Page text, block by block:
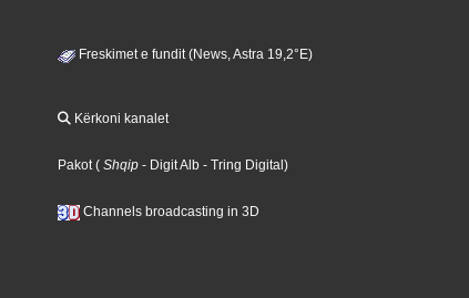
Freskimet e fundit (News, Astra 19,2°E)
Kërkoni kanalet
Pakot( Shqip - Digit Alb - Tring Digital)
Channels broadcasting in 3D